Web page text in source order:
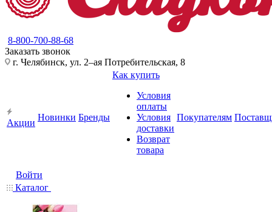
8-800-700-88-68
Заказать звонок
г. Челябинск, ул. 2–ая Потребительская, 8
Акции
Новинки Бренды
Как купить
Условия
оплаты
Условия
доставки
Возврат
товара
Покупателям
Войти
Каталог